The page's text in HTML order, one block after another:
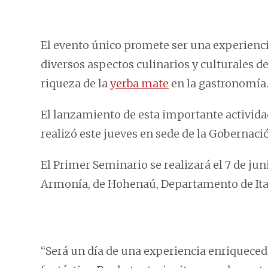
El evento único promete ser una
diversos aspectos culinarios y culturales
riqueza de layerba mate en la gastronomía.
El lanzamiento de esta importante
realizó este jueves en sede de la
El Primer Seminario se realizará el 7 de
Armonía, de Hohenaú, Departamento de
“Será un día de una experiencia